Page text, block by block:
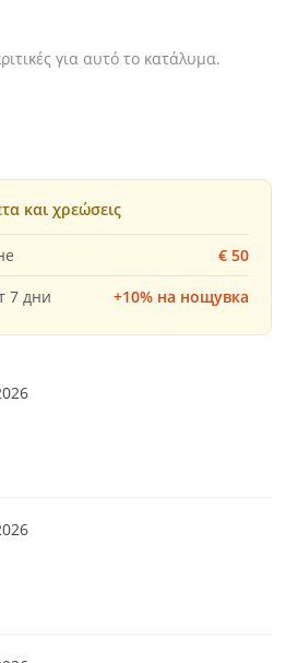
για αυτό το κατάλυμα.
και χρεώσεις
€ 50
7 дни
+10% на нощувка